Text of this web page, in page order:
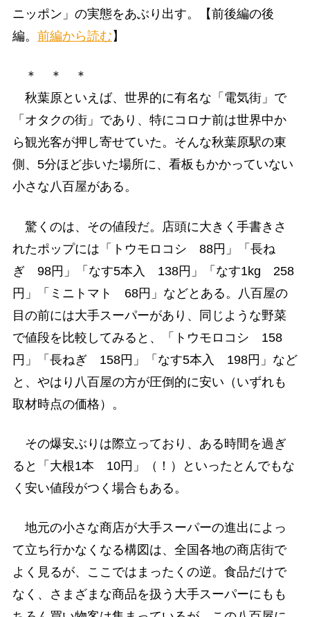
ニッポン」の実態をあぶり出す。【前後編の後
編。 前編から読む 】
＊ ＊ ＊
秋葉原といえば、世界的に有名な「電気街」で
「オタクの街」であり、特にコロナ前は世界中か
ら観光客が押し寄せていた。そんな秋葉原駅の東
側、5分ほど歩いた場所に、看板もかかっていない
小さな八百屋がある。
驚くのは、その値段だ。店頭に大きく手書きさ
れたポップには「トウモロコシ 88円」「長ね
ぎ 98円」「なす5本入 138円」「なす1kg 258
円」「ミニトマト 68円」などとある。八百屋の
目の前には大手スーパーがあり、同じような野菜
で値段を比較してみると、「トウモロコシ 158
円」「長ねぎ 158円」「なす5本入 198円」など
と、やはり八百屋の方が圧倒的に安い（いずれも
取材時点の価格）。
その爆安ぶりは際立っており、ある時間を過ぎ
ると「大根1本 10円」（！）といったとんでもな
く安い値段がつく場合もある。
地元の小さな商店が大手スーパーの進出によっ
て立ち行かなくなる構図は、全国各地の商店街で
よく見るが、ここではまったくの逆。食品だけで
なく、さまざまな商品を扱う大手スーパーにもも